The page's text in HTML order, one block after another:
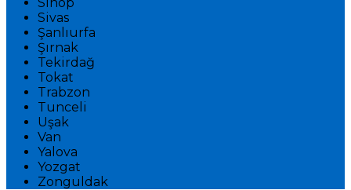
Sivas
Şanlıurfa
Şırnak
Tekirdağ
Tokat
Trabzon
Tunceli
Uşak
Van
Yalova
Yozgat
Zonguldak